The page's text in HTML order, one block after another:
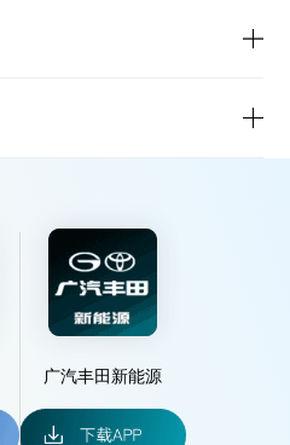
广汽丰田新能源